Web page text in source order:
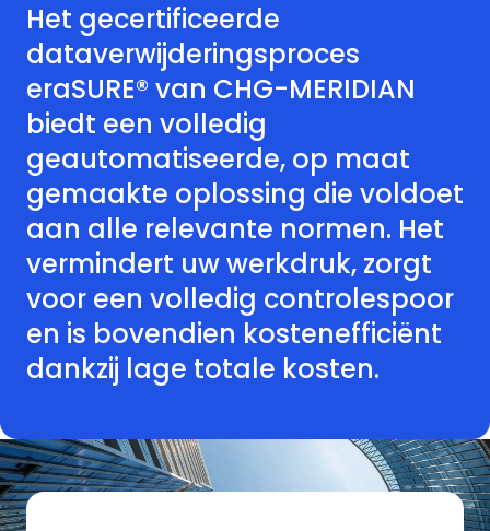
Het gecertificeerde
dataverwijderingsproces
eraSURE® van CHG-MERIDIAN
biedt een volledig
geautomatiseerde, op maat
gemaakte oplossing die voldoet
aan alle relevante normen. Het
vermindert uw werkdruk, zorgt
voor een volledig controlespoor
en is bovendien kostenefficiënt
dankzij lage totale kosten.